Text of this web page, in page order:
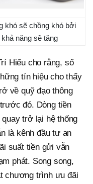
khó sẽ chồng khó bởi
năng sẽ tăng
Hiếu cho rằng, số
tín hiệu cho thấy
về quỹ đạo thông
đó. Dòng tiền
trở lại hệ thống
là kênh đầu tư an
suất tiền gửi vẫn
phát. Song song,
chương trình ưu đãi